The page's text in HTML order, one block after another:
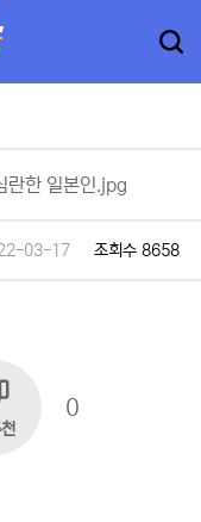
란한 일본인.jpg
03-17 조회수 8658
0